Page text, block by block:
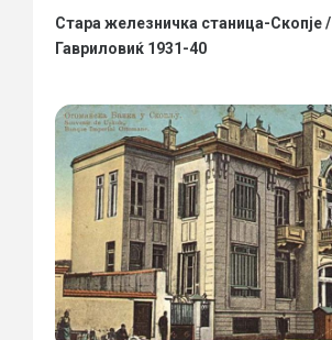
Стара железничка станица-Скопје
Гавриловиќ 1931-40